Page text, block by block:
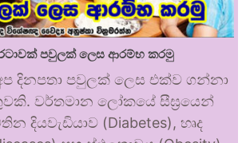
පවුලක් ලෙස ආරම්භ කරමු
දිනපතා පවුලක් ලෙස එක්ව ගන්නා
වර්තමාන ලෝකයේ සීඝ්‍රයෙන්
දියවැඩියාව (Diabetes), හෘද